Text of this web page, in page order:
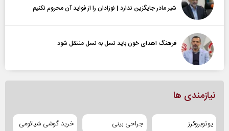
شیر مادر جایگزین ندارد | نوزادان را از فواید آن محروم نکنیم
فرهنگ اهدای خون باید نسل به نسل منتقل شود
نیازمندی ها
یوتوبروکرز جراحی بینی خرید گوشی شیائومی